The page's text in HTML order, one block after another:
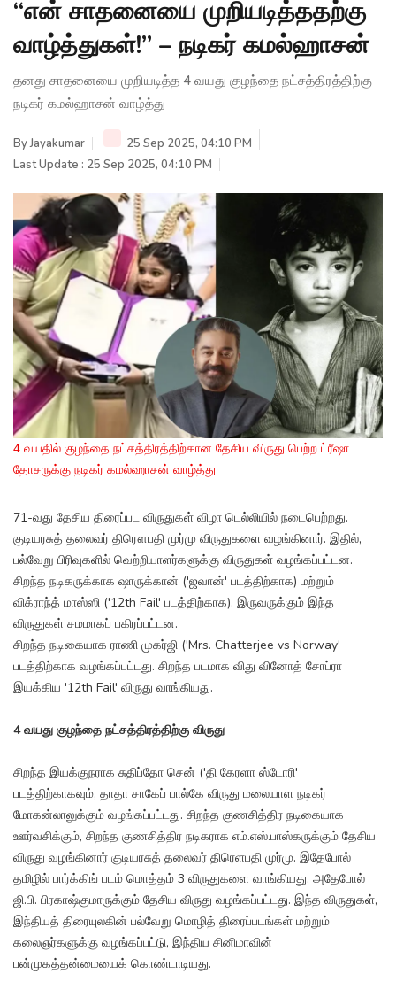
“என் சாதனையை முறியடித்ததற்கு
வாழ்த்துகள்!” – நடிகர் கமல்ஹாசன்
தனது சாதனையை முறியடித்த 4 வயது குழந்தை நட்சத்திரத்திற்கு
நடிகர் கமல்ஹாசன் வாழ்த்து
ByJayakumar
25 Sep 2025, 04:10 PM
Last Update : 25 Sep 2025, 04:10 PM
4 வயதில் குழந்தை நட்சத்திரத்திற்கான தேசிய விருது பெற்ற ட்ரீஷா
தோசருக்கு நடிகர் கமல்ஹாசன் வாழ்த்து
71-வது தேசிய திரைப்பட விருதுகள் விழா டெல்லியில் நடைபெற்றது.
குடியரசுத் தலைவர் திரௌபதி முர்மு விருதுகளை வழங்கினார். இதில்,
பல்வேறு பிரிவுகளில் வெற்றியாளர்களுக்கு விருதுகள் வழங்கப்பட்டன.
சிறந்த நடிகருக்காக ஷாருக்கான் ('ஜவான்' படத்திற்காக) மற்றும்
விக்ராந்த் மாஸ்ஸி ('12th Fail' படத்திற்காக). இருவருக்கும் இந்த
விருதுகள் சமமாகப் பகிரப்பட்டன.
சிறந்த நடிகையாக ராணி முகர்ஜி ('Mrs. Chatterjee vs Norway'
படத்திற்காக வழங்கப்பட்டது. சிறந்த படமாக விது வினோத் சோப்ரா
இயக்கிய '12th Fail' விருது வாங்கியது.
4 வயது குழந்தை நட்சத்திரத்திற்கு விருது
சிறந்த இயக்குநராக சுதிப்தோ சென் ('தி கேரளா ஸ்டோரி'
படத்திற்காகவும், தாதா சாகேப் பால்கே விருது மலையாள நடிகர்
மோகன்லாலுக்கும் வழங்கப்பட்டது. சிறந்த குணசித்திர நடிகையாக
ஊர்வசிக்கும், சிறந்த குணசித்திர நடிகராக எம்.எஸ்.பாஸ்கருக்கும் தேசிய
விருது வழங்கினார் குடியரசுத் தலைவர் திரெளபதி முர்மு. இதேபோல்
தமிழில் பார்க்கிங் படம் மொத்தம் 3 விருதுகளை வாங்கியது. அதேபோல்
ஜி.பி. பிரகாஷ்குமாருக்கும் தேசிய விருது வழங்கப்பட்டது. இந்த விருதுகள்,
இந்தியத் திரையுலகின் பல்வேறு மொழித் திரைப்படங்கள் மற்றும்
கலைஞர்களுக்கு வழங்கப்பட்டு, இந்திய சினிமாவின்
பன்முகத்தன்மையைக் கொண்டாடியது.